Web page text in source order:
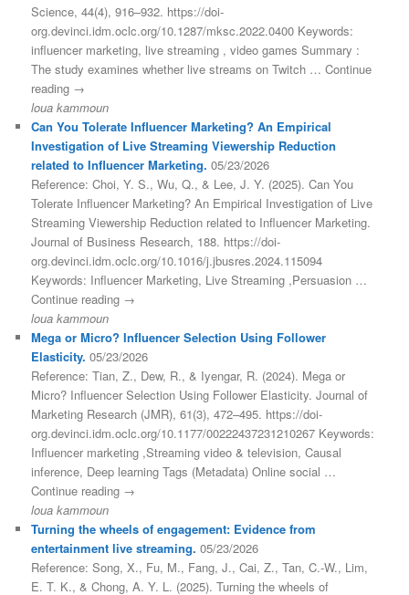
Science, 44(4), 916–932. https://doi-
org.devinci.idm.oclc.org/10.1287/mksc.2022.0400 Keywords:
influencer marketing, live streaming , video games Summary :
The study examines whether live streams on Twitch … Continue
reading →
loua kammoun
Can You Tolerate Influencer Marketing? An Empirical
Investigation of Live Streaming Viewership Reduction
related to Influencer Marketing. 05/23/2026
Reference: Choi, Y. S., Wu, Q., & Lee, J. Y. (2025). Can You
Tolerate Influencer Marketing? An Empirical Investigation of Live
Streaming Viewership Reduction related to Influencer Marketing.
Journal of Business Research, 188. https://doi-
org.devinci.idm.oclc.org/10.1016/j.jbusres.2024.115094
Keywords: Influencer Marketing, Live Streaming ,Persuasion …
Continue reading →
loua kammoun
Mega or Micro? Influencer Selection Using Follower
Elasticity. 05/23/2026
Reference: Tian, Z., Dew, R., & Iyengar, R. (2024). Mega or
Micro? Influencer Selection Using Follower Elasticity. Journal of
Marketing Research (JMR), 61(3), 472–495. https://doi-
org.devinci.idm.oclc.org/10.1177/00222437231210267 Keywords:
Influencer marketing ,Streaming video & television, Causal
inference, Deep learning Tags (Metadata) Online social …
Continue reading →
loua kammoun
Turning the wheels of engagement: Evidence from
entertainment live streaming. 05/23/2026
Reference: Song, X., Fu, M., Fang, J., Cai, Z., Tan, C.-W., Lim,
E. T. K., & Chong, A. Y. L. (2025). Turning the wheels of